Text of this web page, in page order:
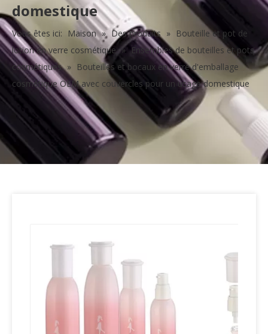
domestique
Vous êtes ici: Maison » Des produits » Bouteille et pot de
lotion en verre cosmétique » Ensembles de bouteilles et pots
cosmétiques » Bouteilles et bocaux en verre d'emballage
cosmétique OEM avec couvercles pour un usage domestique